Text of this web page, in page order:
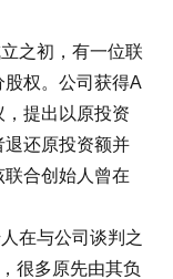
之初，有一位联
权。公司获得A
提出以原投资
还原投资额并
合创始人曾在
在与公司谈判之
很多原先由其负